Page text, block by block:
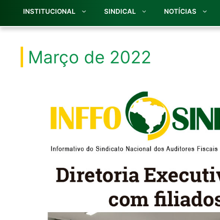
INSTITUCIONAL SINDICAL NOTÍCIAS
Março de 2022